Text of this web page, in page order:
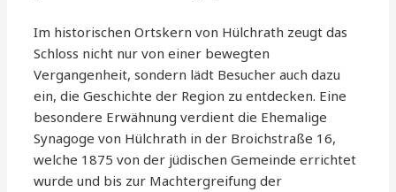
Im historischen Ortskern von Hülchrath zeugt das
Schloss nicht nur von einer bewegten
Vergangenheit, sondern lädt Besucher auch dazu
ein, die Geschichte der Region zu entdecken. Eine
besondere Erwähnung verdient die Ehemalige
Synagoge von Hülchrath in der Broichstraße 16,
welche 1875 von der jüdischen Gemeinde errichtet
wurde und bis zur Machtergreifung der